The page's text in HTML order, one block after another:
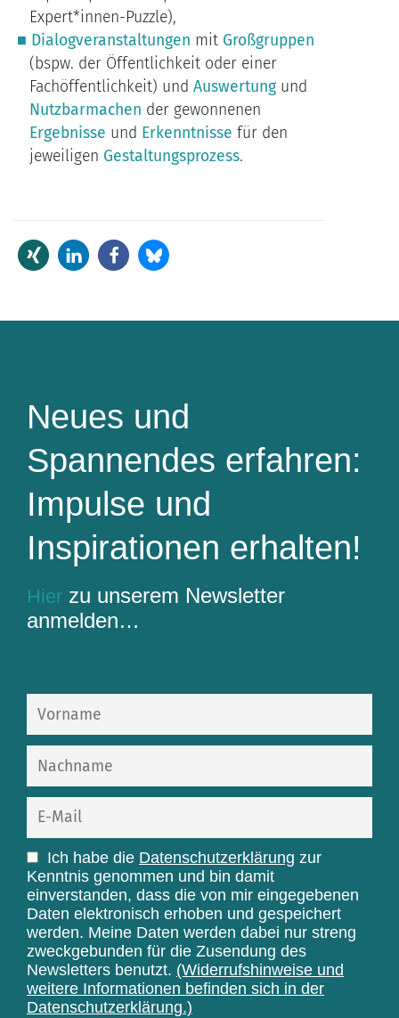
Expert*innen-Puzzle),
Dialogveranstaltungen mit Großgruppen
(bspw. der Öffentlichkeit oder einer
Fachöffentlichkeit) und Auswertung und
Nutzbarmachen der gewonnenen
Ergebnisse und Erkenntnisse für den
jeweiligen Gestaltungsprozess.
Neues und
Spannendes erfahren:
Impulse und
Inspirationen erhalten!
Hier zu unserem Newsletter
anmelden…
Ich habe die Datenschutzerklärung zur
Kenntnis genommen und bin damit
einverstanden, dass die von mir eingegebenen
Daten elektronisch erhoben und gespeichert
werden. Meine Daten werden dabei nur streng
zweckgebunden für die Zusendung des
Newsletters benutzt. (Widerrufshinweise und
weitere Informationen befinden sich in der
Datenschutzerklärung.)